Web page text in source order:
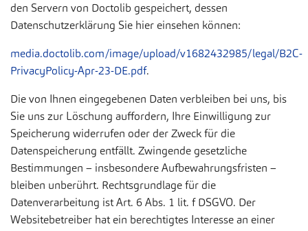
den Servern von Doctolib gespeichert, dessen
Datenschutzerklärung Sie hier einsehen können:
media.doctolib.com/image/upload/v1682432985/legal/B2C-
PrivacyPolicy-Apr-23-DE.pdf.
Die von Ihnen eingegebenen Daten verbleiben bei uns, bis
Sie uns zur Löschung auffordern, Ihre Einwilligung zur
Speicherung widerrufen oder der Zweck für die
Datenspeicherung entfällt. Zwingende gesetzliche
Bestimmungen – insbesondere Aufbewahrungsfristen –
bleiben unberührt. Rechtsgrundlage für die
Datenverarbeitung ist Art. 6 Abs. 1 lit. f DSGVO. Der
Websitebetreiber hat ein berechtigtes Interesse an einer